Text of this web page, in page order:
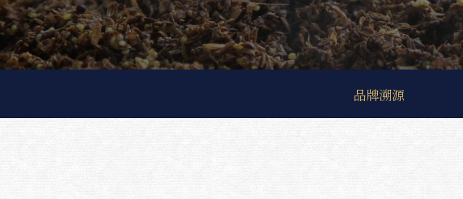
品牌溯源